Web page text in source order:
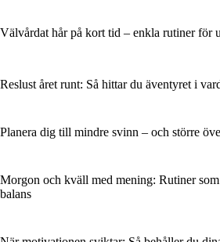
Välvårdat hår på kort tid – enkla rutiner för
Reslust året runt: Så hittar du äventyret i
Planera dig till mindre svinn – och större
Morgon och kväll med mening: Rutiner
balans